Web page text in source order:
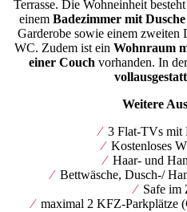
Terrasse. Die Wohneinheit
einem Badezimmer mit
Garderobe sowie einem zweiten
WC. Zudem ist ein Wohnraum
einer Couch vorhanden. In
Weitere
⁄3 Flat-TVs mit
⁄ Kostenloses
⁄ Haar- und
⁄ Bettwäsche, Dusch-/
⁄Safe im
⁄maximal 2 KFZ-Parkplätze